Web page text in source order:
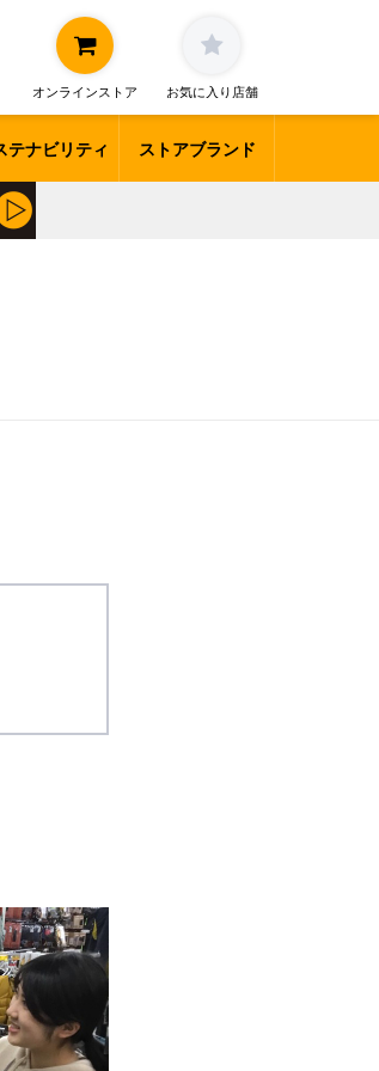
オンラインストア お気に入り店舗
テナビリティ ストアブランド